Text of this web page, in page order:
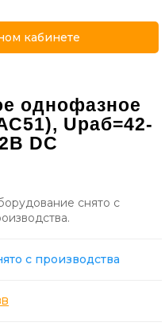
кабинете
однофазное
Uраб=42-
DC
снято с
с производства